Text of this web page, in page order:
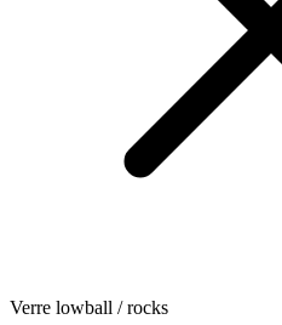
Verre lowball / rocks